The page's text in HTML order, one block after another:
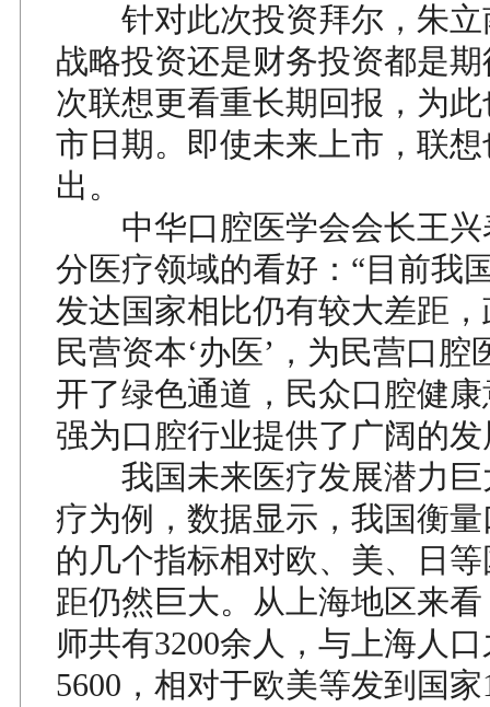
针对此次投资拜尔，朱立
战略投资还是财务投资都是
次联想更看重长期回报，为
市日期。即使未来上市，联
出。
中华口腔医学会会长王兴
分医疗领域的看好：“目前我
发达国家相比仍有较大差距
民营资本‘办医’，为民营口腔
开了绿色通道，民众口腔健
强为口腔行业提供了广阔的发
我国未来医疗发展潜力巨
疗为例，数据显示，我国衡
的几个指标相对欧、美、日
距仍然巨大。从上海地区来
师共有3200余人，与上海人
5600，相对于欧美等发到国家